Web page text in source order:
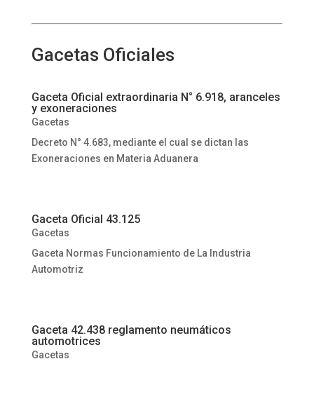
Gacetas Oficiales
Gaceta Oficial extraordinaria N° 6.918, aranceles
y exoneraciones
Gacetas
Decreto N° 4.683, mediante el cual se dictan las
Exoneraciones en Materia Aduanera
Gaceta Oficial 43.125
Gacetas
Gaceta Normas Funcionamiento de La Industria
Automotriz
Gaceta 42.438 reglamento neumáticos
automotrices
Gacetas